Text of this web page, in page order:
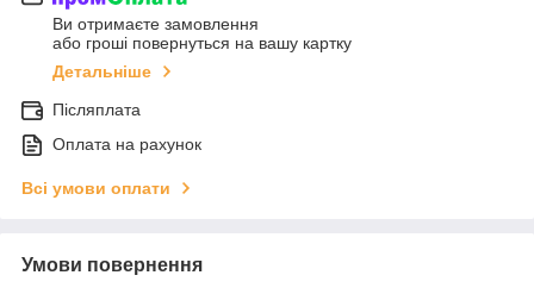
Ви отримаєте замовлення
або гроші повернуться на вашу картку
Детальніше
Післяплата
Оплата на рахунок
Всі умови оплати
Умови повернення